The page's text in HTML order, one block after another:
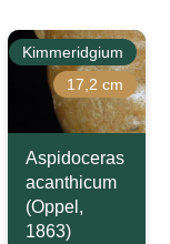
Kimmeridgium
17,2 cm
Aspidoceras
acanthicum
(Oppel,
1863)